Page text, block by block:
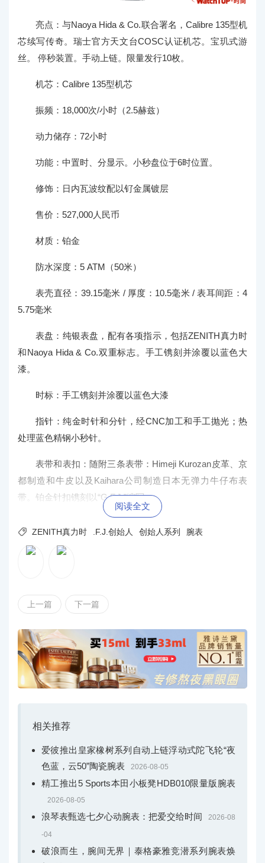
亮点：与Naoya Hida & Co.联合署名，Calibre 135型机
芯续写传奇。瑞士官方天文台COSC认证机芯。宝玑式游
丝。 停秒装置。手动上链。限量发行10枚。
机芯：Calibre 135型机芯
振频：18,000次/小时（2.5赫兹）
动力储存：72小时
功能：中置时、分显示。小秒盘位于6时位置。
修饰：日内瓦波纹配以钌金属镀层
售价：527,000人民币
材质：铂金
防水深度：5 ATM（50米）
表壳直径：39.15毫米 / 厚度：10.5毫米 / 表耳间距：4
5.75毫米
表盘：纯银表盘，配有各项指示，包括ZENITH真力时
和Naoya Hida & Co.双重标志。手工镌刻并涂覆以蓝色大
漆。
时标：手工镌刻并涂覆以蓝色大漆
指针：纯金时针和分针，经CNC加工和手工抛光；热
处理蓝色精钢小秒针。
表带和表扣：随附三条表带：Himeji Kurozan皮革、京
都制造和牛皮以及Kaihara公司制造日本无弹力牛仔布表
带。铂金针扣镌刻以“G.F.J.”缩写。
阅读全文
 ZENITH真力时 .F.J.创始人 创始人系列 腕表
上一篇 下一篇
相关推荐
爱彼推出皇家橡树系列自动上链浮动式陀飞轮“夜
色蓝，云50”陶瓷腕表
2026-08-05
精工推出5 Sports本田小板凳HDB010限量版腕表
2026-08-05
浪琴表甄选七夕心动腕表：把爱交给时间 2026-08
-04
破浪而生，腕间无界｜泰格豪雅竞潜系列腕表焕